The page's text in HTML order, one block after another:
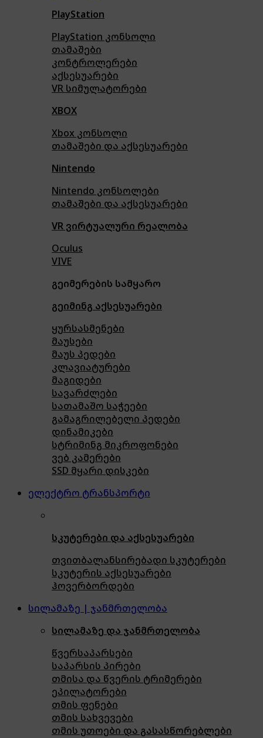
PlayStation
PlayStation კონსოლი
თამაშები
კონტროლერები
აქსესუარები
VR სიმულატორები
XBOX
Xbox კონსოლი
თამაშები და აქსესუარები
Nintendo
Nintendo კონსოლები
თამაშები და აქსესუარები
VR ვირტუალური რეალობა
Oculus
VIVE
გეიმერების სამყარო
გეიმინგ აქსესუარები
ყურსასმენები
მაუსები
მაუს პედები
კლავიატურები
მაგიდები
სავარძლები
სათამაშო საჭეები
გამაგრილებელი პედები
დინამიკები
სტრიმინგ მიკროფონები
ვებ კამერები
SSD მყარი დისკები
ელექტრო ტრანსპორტი
სკუტერები და აქსესუარები
თვითბალანსირებადი სკუტერები
სკუტერის აქსესუარები
ჰოვერბორდები
სილამაზე | ჯანმრთელობა
სილამაზე და ჯანმრთელობა
წვერსაპარსები
საპარსის პირები
თმისა და წვერის ტრიმერები
ეპილატორები
თმის ფენები
თმის სახვევები
თმის უთოები და გასასწორებლები